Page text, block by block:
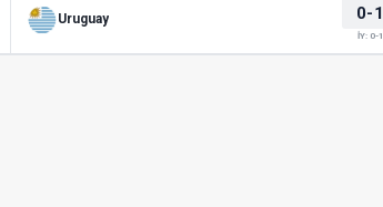
Uruguay 0-1
İY: 0-1